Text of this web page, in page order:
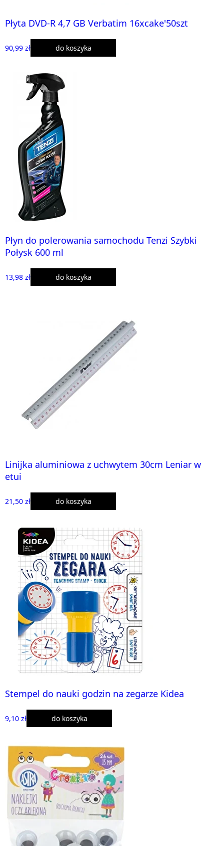
Płyta DVD-R 4,7 GB Verbatim 16xcake'50szt
90,99 zł do koszyka
Płyn do polerowania samochodu Tenzi Szybki
Połysk 600 ml
13,98 zł do koszyka
Linijka aluminiowa z uchwytem 30cm Leniar w
etui
21,50 zł do koszyka
Stempel do nauki godzin na zegarze Kidea
9,10 zł do koszyka